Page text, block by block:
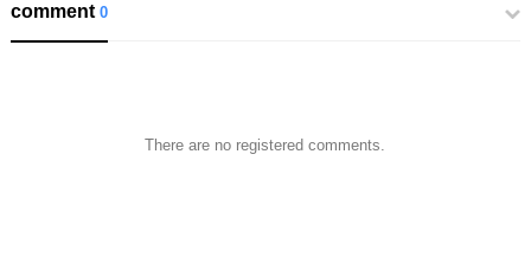
comment0
There are no registered comments.